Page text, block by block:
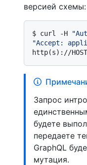
версией схемы:
$ curl -H
"Accept:
http(s)://
Запрос
будете
передаете
GraphQL
мутация.